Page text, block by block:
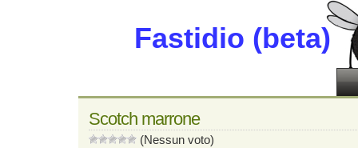
Fastidio (beta)
Scotch marrone
(Nessun voto)